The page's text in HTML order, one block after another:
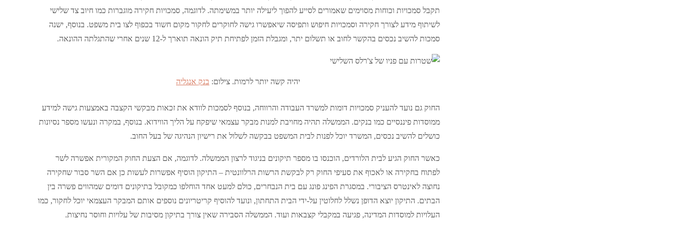
תקבל סמכויות וכוחות מסוימים שאמורים לסייע להפוך ליעילה יותר במשימתה. לדוגמה, סמכויות חקירה מוגברות כמו חיוב צד שלישי
לשיתוף מידע לצורך חקירה וסמכויות חיפוש ותפיסה שיאפשרו גישה לחוקרים לחקור מקום חשוד בכפוף לצו בית משפט. בנוסף, ישנה
סמכות להשיב נכסים בהקשר לחוב או תשלום יתר, ומגבלת הזמן לפתיחת תיק הונאה תוארך ל-12 שנים אחרי שהתגלתה ההונאה.
יהיה קשה יותר לרמות. צילום: בנק אנגליה
החוק גם נועד להעניק סמכויות דומות למשרד העבודה והרווחה, בנוסף לסמכות לוודא את זכאות מבקשי הקצבה באמצעות גישה למידע
ממוסדות פיננסיים כמו בנקים. הממשלה תהיה מחויבת למנות מבקר עצמאי שיפקח על הליך הווידוא. בנוסף, במקרה ונעשו מספר נסיונות
כושלים להשיב נכסים, המשרד יוכל לפנות לבית המשפט בבקשה לשלול את רישיון הנהיגה של בעל החוב.
כאשר החוק הגיע לבית הלורדים, הוכנסו בו מספר תיקונים בניגוד לרצון הממשלה. לדוגמה, אם הצעת החוק המקורית אפשרה לשר
לפתוח בחקירה או לאכוף את סעיפי החוק רק לבקשת הרשות הרלוונטית – התיקון הוסיף אפשרות לעשות כן אם השר סבור שחקירה
נחוצה לאינטרס הציבורי. במסגרת הפינג פונג עם בית הנבחרים, כולם למעט אחד הוחלפו כמקובל בתיקונים דומים שמהווים פשרה בין
הבתים. התיקון יוצא הדופן נשלל לחלוטין על-ידי הבית התחתון, ונועד להוסיף קריטריונים נוספים אותם המבקר העצמאי יוכל לחקור, כמו
העלויות למוסדות המדינה, פגיעה במקבלי קצבאות ועוד. הממשלה הסבירה שאין צורך בתיקון מסיבות של עלויות וחוסר נחיצות.